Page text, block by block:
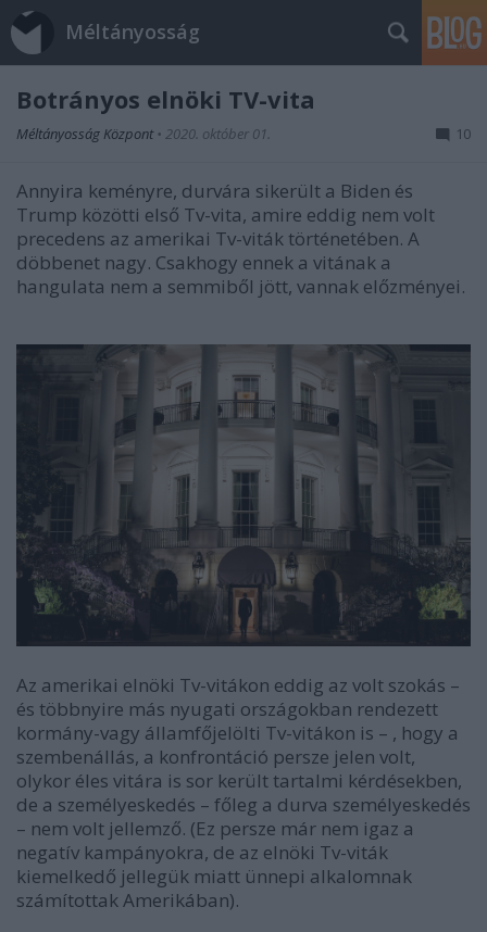
Méltányosság
Botrányos elnöki TV-vita
Méltányosság Központ • 2020. október 01. 10
Annyira keményre, durvára sikerült a Biden és
Trump közötti első Tv-vita, amire eddig nem volt
precedens az amerikai Tv-viták történetében. A
döbbenet nagy. Csakhogy ennek a vitának a
hangulata nem a semmiből jött, vannak előzményei.
Az amerikai elnöki Tv-vitákon eddig az volt szokás –
és többnyire más nyugati országokban rendezett
kormány-vagy államfőjelölti Tv-vitákon is – , hogy a
szembenállás, a konfrontáció persze jelen volt,
olykor éles vitára is sor került tartalmi kérdésekben,
de a személyeskedés – főleg a durva személyeskedés
– nem volt jellemző. (Ez persze már nem igaz a
negatív kampányokra, de az elnöki Tv-viták
kiemelkedő jellegük miatt ünnepi alkalomnak
számítottak Amerikában).